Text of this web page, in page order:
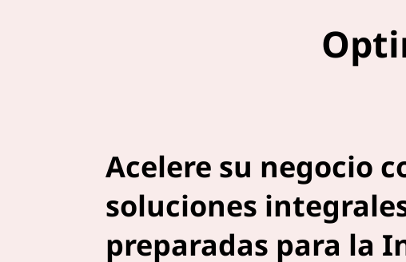
Acelere su negocio
soluciones
preparadas para la